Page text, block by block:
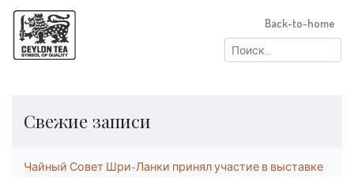
Найти:
Back-to-home
Свежие записи
Чайный Совет Шри-Ланки принял участие в выставке